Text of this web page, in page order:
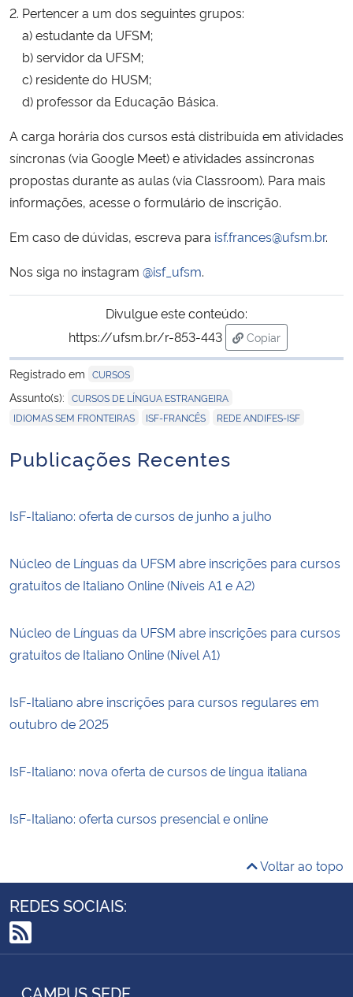
2. Pertencer a um dos seguintes grupos:
a) estudante da UFSM;
b) servidor da UFSM;
c) residente do HUSM;
d) professor da Educação Básica.
A carga horária dos cursos está distribuída em atividades
síncronas (via Google Meet) e atividades assíncronas
propostas durante as aulas (via Classroom). Para mais
informações, acesse o formulário de inscrição.
Em caso de dúvidas, escreva para isf.frances@ufsm.br.
Nos siga no instagram @isf_ufsm.
Divulgue este conteúdo:
https://ufsm.br/r-853-443
Copiar
para área de
Registrado em CURSOS
Assunto(s): CURSOS DE LÍNGUA ESTRANGEIRA
IDIOMAS SEM FRONTEIRAS ISF-FRANCÊS REDE ANDIFES-ISF
Publicações Recentes
IsF-Italiano: oferta de cursos de junho a julho
Núcleo de Línguas da UFSM abre inscrições para cursos
gratuitos de Italiano Online (Níveis A1 e A2)
Núcleo de Línguas da UFSM abre inscrições para cursos
gratuitos de Italiano Online (Nível A1)
IsF-Italiano abre inscrições para cursos regulares em
outubro de 2025
IsF-Italiano: nova oferta de cursos de língua italiana
IsF-Italiano: oferta cursos presencial e online
Voltar ao topo
REDES SOCIAIS:
RSS
CAMPUS SEDE